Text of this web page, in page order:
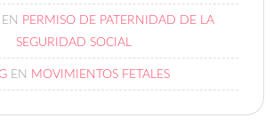
PERMISO DE PATERNIDAD DE LA
SEGURIDAD SOCIAL
EN MOVIMIENTOS FETALES